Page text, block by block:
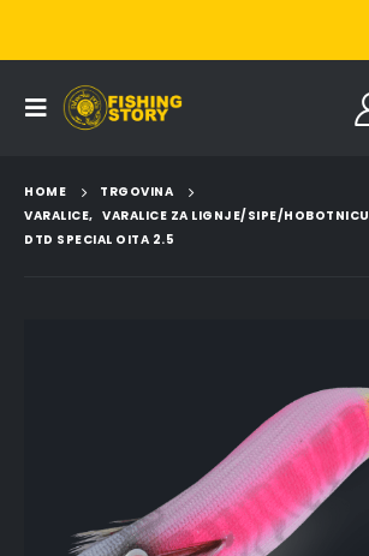
HOME
TRGOVINA
VARALICE, VARALICE ZA LIGNJE/SIPE/HOBOTNICU
DTD SPECIAL OITA 2.5